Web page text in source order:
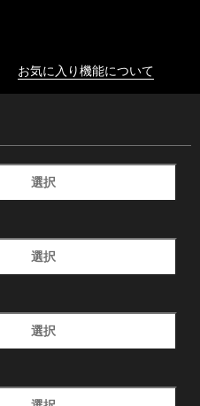
お気に入り機能について
選択
選択
選択